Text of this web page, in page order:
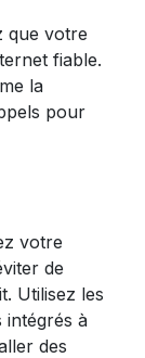
que votre
fiable.
la
pour
votre
de
Utilisez les
intégrés à
des